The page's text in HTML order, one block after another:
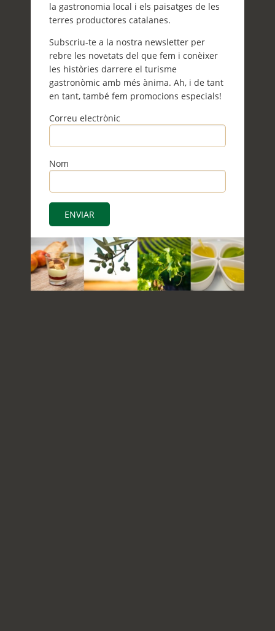
la gastronomia local i els paisatges de les
terres productores catalanes.
Subscriu-te a la nostra newsletter per
rebre les novetats del que fem i conèixer
les històries darrere el turisme
gastronòmic amb més ànima. Ah, i de tant
en tant, també fem promocions especials!
Correu electrònic
Nom